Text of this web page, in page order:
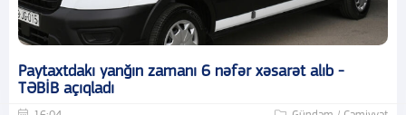
Paytaxtdakı yanğın zamanı 6 nəfər xəsarət alıb -
TƏBİB açıqladı